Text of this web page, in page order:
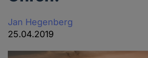
Jan Hegenberg
25.04.2019